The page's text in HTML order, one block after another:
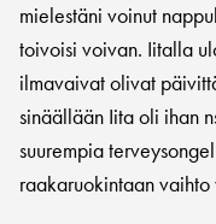
mielestäni voinut
toivoisi voivan. Iitalla
ilmavaivat olivat
sinäällään Iita oli ihan
suurempia
raakaruokintaan